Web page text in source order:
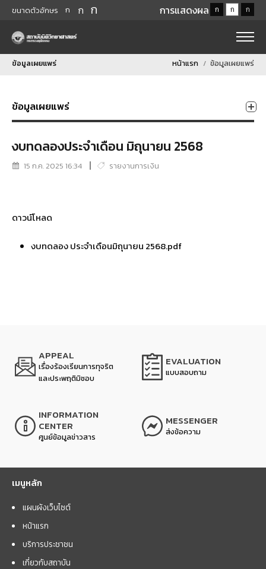
ขนาดตัวอักษร ก ก ก การแสดงผล ก ก ก
ข้อมูลเผยแพร่ หน้าแรก ข้อมูลเผยแพร่
ข้อมูลเผยแพร่
งบทดลองประจำเดือน มิถุนายน 2568
15 ก.ค. 2025 16:34 รายงานการเงิน
ดาวน์โหลด
งบทดลอง ประจำเดือนมิถุนายน 2568.pdf
APPEAL
เรื่องร้องเรียนการทุจริต
และประพฤติมิชอบ
EVALUATION
แบบสอบถาม
INFORMATION
CENTER
ศูนย์ข้อมูลข่าวสาร
MESSENGER
ส่งข้อความ
เมนูหลัก
แผนผังเว็บไซต์
หน้าแรก
บริการประชาชน
เกี่ยวกับสถาบัน